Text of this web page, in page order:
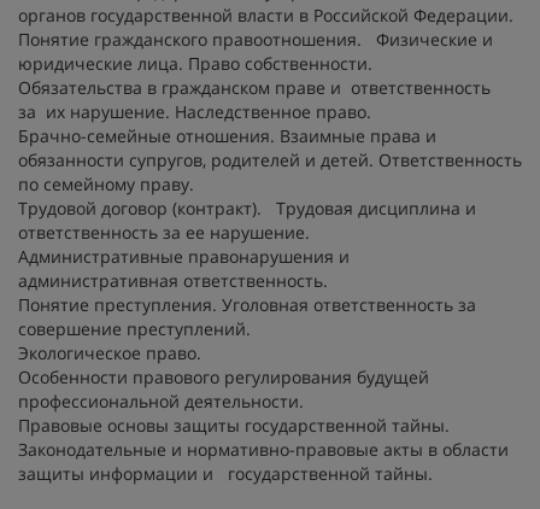
органов государственной власти в Российской Федерации.
Понятие гражданского правоотношения. Физические и
юридические лица. Право собственности.
Обязательства в гражданском праве и ответственность
за их нарушение. Наследственное право.
Брачно-семейные отношения. Взаимные права и
обязанности супругов, родителей и детей. Ответственность
по семейному праву.
Трудовой договор (контракт). Трудовая дисциплина и
ответственность за ее нарушение.
Административные правонарушения и
административная ответственность.
Понятие преступления. Уголовная ответственность за
совершение преступлений.
Экологическое право.
Особенности правового регулирования будущей
профессиональной деятельности.
Правовые основы защиты государственной тайны.
Законодательные и нормативно-правовые акты в области
защиты информации и государственной тайны.